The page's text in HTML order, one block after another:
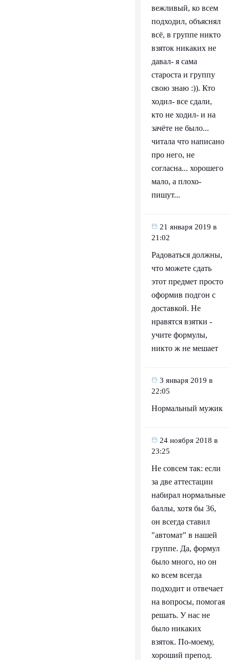
вежливый, ко всем
подходил, объяснял
всё, в группе никто
взяток никаких не
давал- я сама
староста и группу
свою знаю :)). Кто
ходил- все сдали,
кто не ходил- и на
зачёте не было...
читала что написано
про него, не
согласна... хорошего
мало, а плохо-
пишут...
21 января 2019 в
21:02
Радоваться должны,
что можете сдать
этот предмет просто
оформив подгон с
доставкой. Не
нравятся взятки -
учите формулы,
никто ж не мешает
3 января 2019 в
22:05
Нормальный мужик
24 ноября 2018 в
23:25
Не совсем так: если
за две аттестации
набирал нормальные
баллы, хотя бы 36,
он всегда ставил
"автомат" в нашей
группе. Да, формул
было много, но он
ко всем всегда
подходит и отвечает
на вопросы, помогая
решать. У нас не
было никаких
взяток. По-моему,
хороший препод.